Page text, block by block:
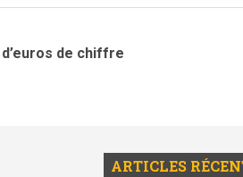
de chiffre
ARTICLES